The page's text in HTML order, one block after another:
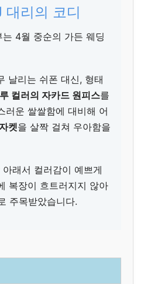
대리의 코디
4월 중순의 가든 웨딩
날리는 쉬폰 대신, 형태
컬러의 자카드 원피스를
러운 쌀쌀함에 대비해 어
켓을 살짝 걸쳐 우아함을
래서 컬러감이 예쁘게
복장이 흐트러지지 않아
주목받았습니다.